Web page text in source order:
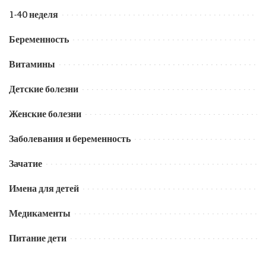
1-40 неделя
Беременность
Витамины
Детские болезни
Женские болезни
Заболевания и беременность
Зачатие
Имена для детей
Медикаменты
Питание дети